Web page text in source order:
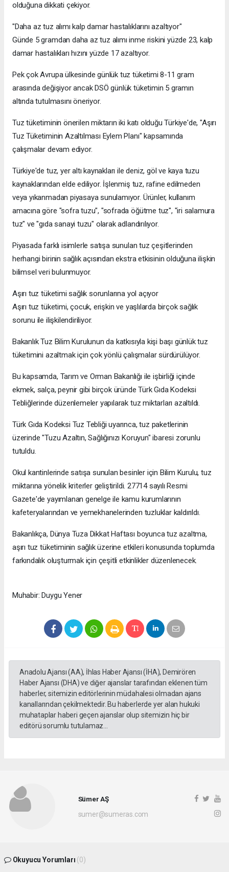
olduğuna dikkati çekiyor.
"Daha az tuz alımı kalp damar hastalıklarını azaltıyor"
Günde 5 gramdan daha az tuz alımı inme riskini yüzde 23, kalp
damar hastalıkları hızını yüzde 17 azaltıyor.
Pek çok Avrupa ülkesinde günlük tuz tüketimi 8-11 gram
arasında değişiyor ancak DSÖ günlük tüketimin 5 gramın
altında tutulmasını öneriyor.
Tuz tüketiminin önerilen miktarın iki katı olduğu Türkiye'de, "Aşırı
Tuz Tüketiminin Azaltılması Eylem Planı" kapsamında
çalışmalar devam ediyor.
Türkiye'de tuz, yer altı kaynakları ile deniz, göl ve kaya tuzu
kaynaklarından elde ediliyor. İşlenmiş tuz, rafine edilmeden
veya yıkanmadan piyasaya sunulamıyor. Ürünler, kullanım
amacına göre "sofra tuzu", "sofrada öğütme tuz", "iri salamura
tuz" ve "gıda sanayi tuzu" olarak adlandırılıyor.
Piyasada farklı isimlerle satışa sunulan tuz çeşitlerinden
herhangi birinin sağlık açısından ekstra etkisinin olduğuna ilişkin
bilimsel veri bulunmuyor.
Aşırı tuz tüketimi sağlık sorunlarına yol açıyor
Aşırı tuz tüketimi, çocuk, erişkin ve yaşlılarda birçok sağlık
sorunu ile ilişkilendiriliyor.
Bakanlık Tuz Bilim Kurulunun da katkısıyla kişi başı günlük tuz
tüketimini azaltmak için çok yönlü çalışmalar sürdürülüyor.
Bu kapsamda, Tarım ve Orman Bakanlığı ile işbirliği içinde
ekmek, salça, peynir gibi birçok üründe Türk Gıda Kodeksi
Tebliğlerinde düzenlemeler yapılarak tuz miktarları azaltıldı.
Türk Gıda Kodeksi Tuz Tebliği uyarınca, tuz paketlerinin
üzerinde "Tuzu Azaltın, Sağlığınızı Koruyun" ibaresi zorunlu
tutuldu.
Okul kantinlerinde satışa sunulan besinler için Bilim Kurulu, tuz
miktarına yönelik kriterler geliştirildi. 27714 sayılı Resmi
Gazete'de yayımlanan genelge ile kamu kurumlarının
kafeteryalarından ve yemekhanelerinden tuzluklar kaldırıldı.
Bakanlıkça, Dünya Tuza Dikkat Haftası boyunca tuz azaltma,
aşırı tuz tüketiminin sağlık üzerine etkileri konusunda toplumda
farkındalık oluşturmak için çeşitli etkinlikler düzenlenecek.
Muhabir: Duygu Yener
Anadolu Ajansı (AA), İhlas Haber Ajansı (İHA), Demirören
Haber Ajansı (DHA) ve diğer ajanslar tarafından eklenen tüm
haberler, sitemizin editörlerinin müdahalesi olmadan ajans
kanallarından çekilmektedir. Bu haberlerde yer alan hukuki
muhataplar haberi geçen ajanslar olup sitemizin hiç bir
editörü sorumlu tutulamaz...
Sümer AŞ
sumer@sumeras.com
Okuyucu Yorumları (0)